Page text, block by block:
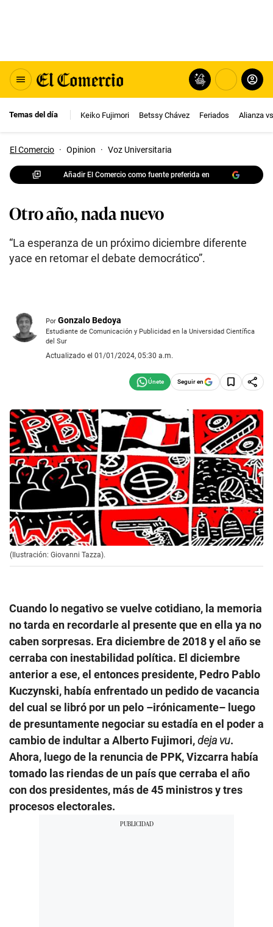
Temas del día Keiko Fujimori Betssy Chávez Feriados Alianza
El Comercio · Opinion · Voz Universitaria
Añadir El Comercio como fuente preferida en
Otro año, nada nuevo
“La esperanza de un próximo diciembre diferente
yace en retomar el debate democrático”.
Por Gonzalo Bedoya
Estudiante de Comunicación y Publicidad en la Universidad Científica
del Sur
Actualizado el 01/01/2024, 05:30 a.m.
Seguir en
(Ilustración: Giovanni Tazza).
Cuando lo negativo se vuelve cotidiano, la memoria
no tarda en recordarle al presente que en ella ya no
caben sorpresas. Era diciembre de 2018 y el año se
cerraba con inestabilidad política. El diciembre
anterior a ese, el entonces presidente, Pedro Pablo
Kuczynski, había enfrentado un pedido de vacancia
del cual se libró por un pelo –irónicamente– luego
de presuntamente negociar su estadía en el poder a
cambio de indultar a Alberto Fujimori,deja vu.
Ahora, luego de la renuncia de PPK, Vizcarra había
tomado las riendas de un país que cerraba el año
con dos presidentes, más de 45 ministros y tres
procesos electorales.